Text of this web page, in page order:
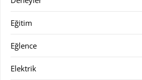
Eğitim
Eğlence
Elektrik